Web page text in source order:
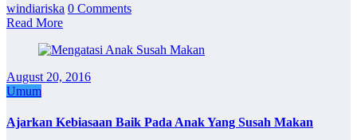
windiariska 0 Comments
Read More
August 20, 2016
Umum
Ajarkan Kebiasaan Baik Pada Anak Yang Susah Makan